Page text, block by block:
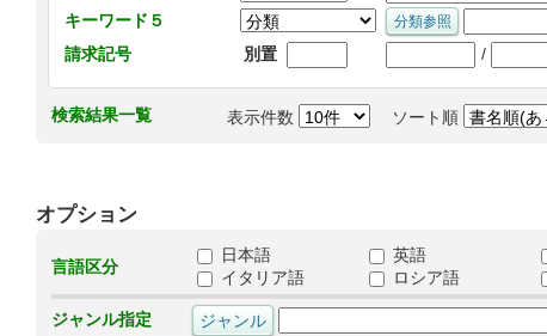
キーワード５
請求記号
別置 /
検索結果一覧 表示件数 ソート順
オプション
言語区分
日本語 英語
イタリア語
ロシア語
ジャンル指定